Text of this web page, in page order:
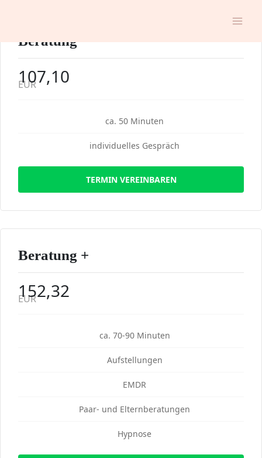
Beratung
107,10
EUR
ca. 50 Minuten
individuelles Gespräch
TERMIN VEREINBAREN
Beratung +
152,32
EUR
ca. 70-90 Minuten
Aufstellungen
EMDR
Paar- und Elternberatungen
Hypnose